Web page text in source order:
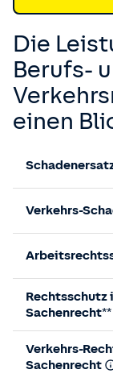
Die
Berufs-
einen
Verkehrs-
Rechtsschutz
Sachenrecht**
Verkehrs-
Sachenrecht